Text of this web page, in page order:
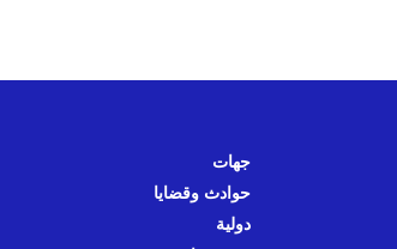
جهات
حوادث وقضايا
دولية